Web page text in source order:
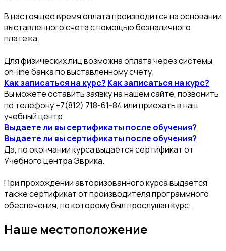
В настоящее время оплата производится на основании
выставленного счета с помощью безналичного
платежа.
Для физических лиц возможна оплата через системы
on-line банка по выставленному счету.
Как записаться на курс? Как записаться на курс?
Вы можете оставить заявку на нашем сайте, позвонить
по телефону +7(812) 718-61-84 или приехать в наш
учебный центр.
Выдаете ли вы сертификаты после обучения?
Выдаете ли вы сертификаты после обучения?
Да, по окончании курса выдается сертификат от
Учебного центра Эврика.
При прохождении авторизованного курса выдается
также сертификат от производителя программного
обеспечения, по которому был прослушан курс.
Наше местоположение